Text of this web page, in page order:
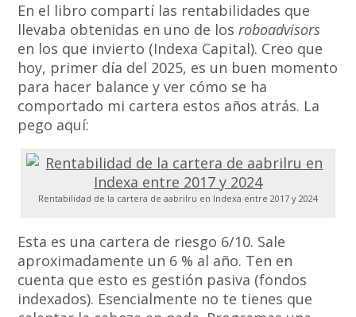
En el libro compartí las rentabilidades que
llevaba obtenidas en uno de losroboadvisors
en los que invierto (Indexa Capital). Creo que
hoy, primer día del 2025, es un buen momento
para hacer balance y ver cómo se ha
comportado mi cartera estos años atrás. La
pego aquí:
Rentabilidad de la cartera de aabrilru en Indexa entre 2017 y 2024
Esta es una cartera de riesgo 6/10. Sale
aproximadamente un 6 % al año. Ten en
cuenta que esto es gestión pasiva (fondos
indexados). Esencialmente no te tienes que